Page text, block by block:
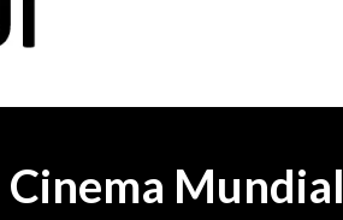
Mundial